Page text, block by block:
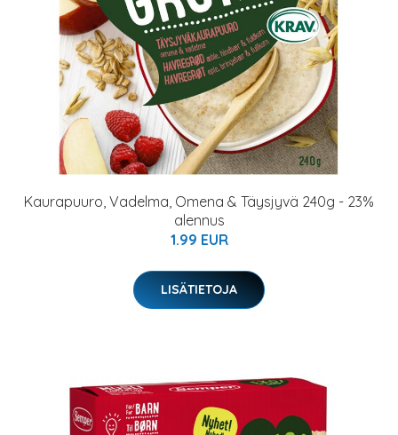
Kaurapuuro, Vadelma, Omena & Täysjyvä 240g - 23%
alennus
1.99 EUR
LISÄTIETOJA